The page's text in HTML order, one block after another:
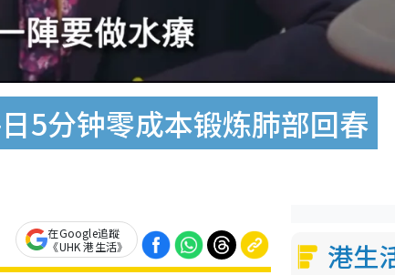
5分钟零成本锻炼肺部回春
在Google追蹤
《UHK 港生活》
港生